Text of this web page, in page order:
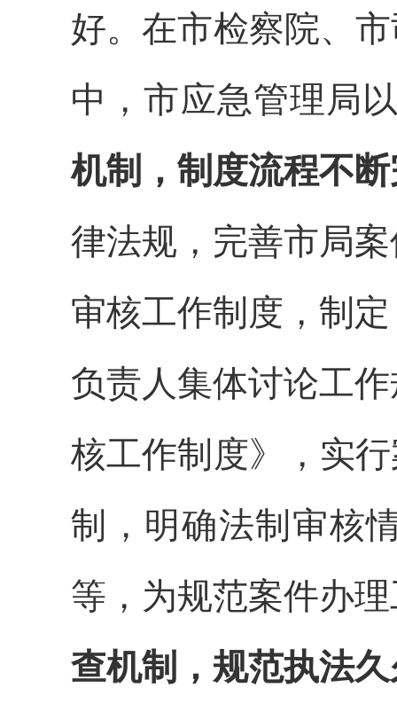
好。在市检察院、
中，市应急管理局
机制，制度流程不
律法规，完善市局
审核工作制度，制
负责人集体讨论工
核工作制度》，实
制，明确法制审核
等，为规范案件办
查机制，规范执法